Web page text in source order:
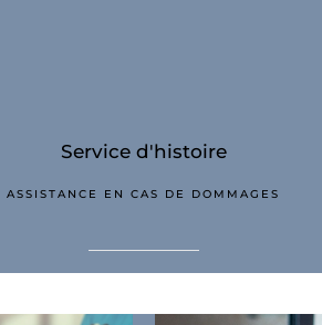
Service d'histoire
ASSISTANCE EN CAS DE DOMMAGES